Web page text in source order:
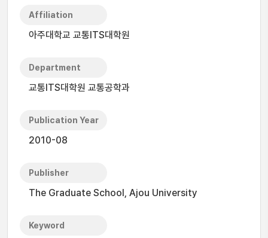
Affiliation
아주대학교 교통ITS대학원
Department
교통ITS대학원 교통공학과
Publication Year
2010-08
Publisher
The Graduate School, Ajou University
Keyword